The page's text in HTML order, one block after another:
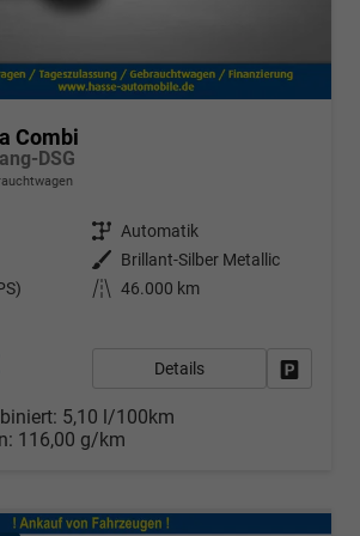
Combi
DSG
Getriebe Automatik
Außenfarbe
Brillant-Silber Metallic
Kilometerstand 46.000 km
Details
5,10 l/100km
116,00 g/km